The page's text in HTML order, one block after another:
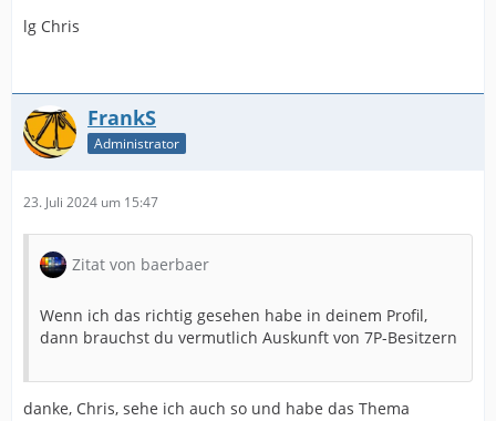
lg Chris
FrankS
Administrator
23. Juli 2024 um 15:47
Zitat von baerbaer
Wenn ich das richtig gesehen habe in deinem Profil,
dann brauchst du vermutlich Auskunft von 7P-Besitzern
danke, Chris, sehe ich auch so und habe das Thema